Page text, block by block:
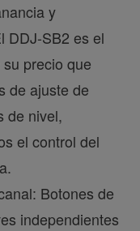
y
DDJ-SB2 es el
precio que
de ajuste de
de nivel,
el control del
Botones de
independientes